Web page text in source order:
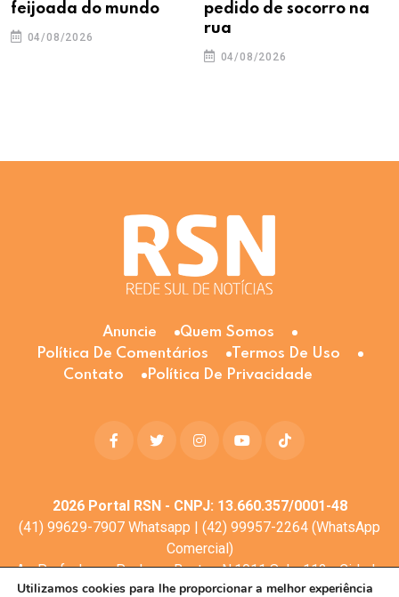
feijoada do mundo
04/08/2026
pedido de socorro na
rua
04/08/2026
Anuncie
Quem Somos
Política De Comentários
Termos De Uso
Contato
Política De Privacidade
2026Portal RSN - CNPJ: 13.660.357/0001-48
(41) 99629-7907 Whatsapp | (42) 99957-2264 (WhatsApp
Comercial)
Av. Profa. Laura Pacheco Bastos N:1011 Sala: 112 - Cidade
dos Lagos, Guarapuava - PR, 85053-525
Utilizamos cookies para lhe proporcionar a melhor experiência